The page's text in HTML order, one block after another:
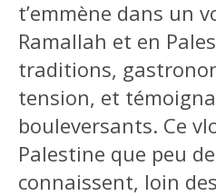
t’emmène dans un
Ramallah et en
traditions,
tension, et
bouleversants. Ce
Palestine que peu
connaissent, loin